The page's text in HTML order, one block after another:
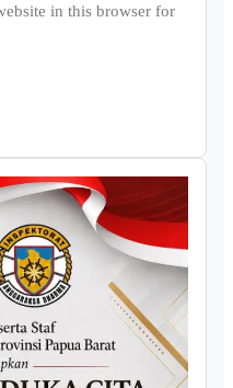
in this browser for